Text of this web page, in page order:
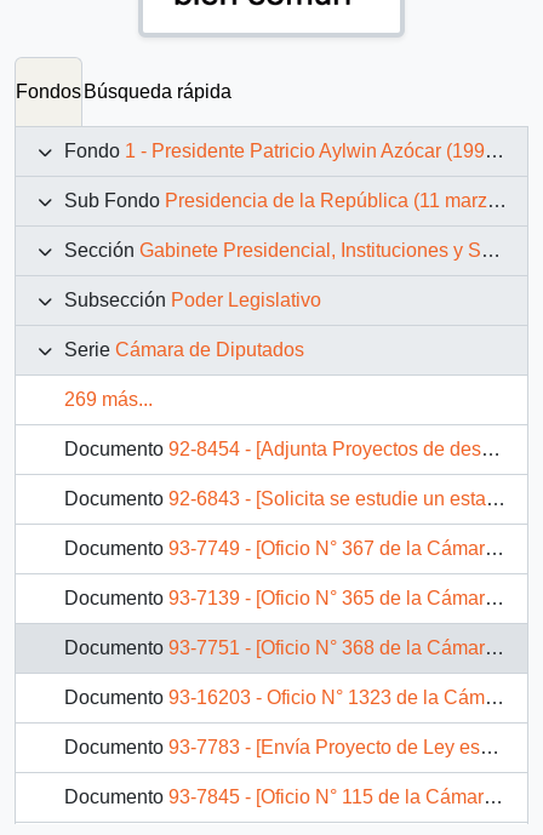
Fondos Búsqueda rápida
Fondo 1 - Presidente Patricio Aylwin Azócar (1990-1994)
Sub Fondo Presidencia de la República (11 marzo 1990 – 11 marzo 1994)
Sección Gabinete Presidencial, Instituciones y Servicios
Subsección Poder Legislativo
Serie Cámara de Diputados
269 más...
Documento 92-8454 - [Adjunta Proyectos de desarrollo de la comuna de La Pintana]
Documento 92-6843 - [Solicita se estudie un estatuto general para la ciudad de Arica]
Documento 93-7749 - [Oficio N° 367 de la Cámara de Diputados]
Documento 93-7139 - [Oficio N° 365 de la Cámara de Diputados]
Documento 93-7751 - [Oficio N° 368 de la Cámara de Diputados]
Documento 93-16203 - Oficio N° 1323 de la Cámara de Diputados
Documento 93-7783 - [Envía Proyecto de Ley especial para la Provincia de Chañaral]
Documento 93-7845 - [Oficio N° 115 de la Cámara de Diputados]